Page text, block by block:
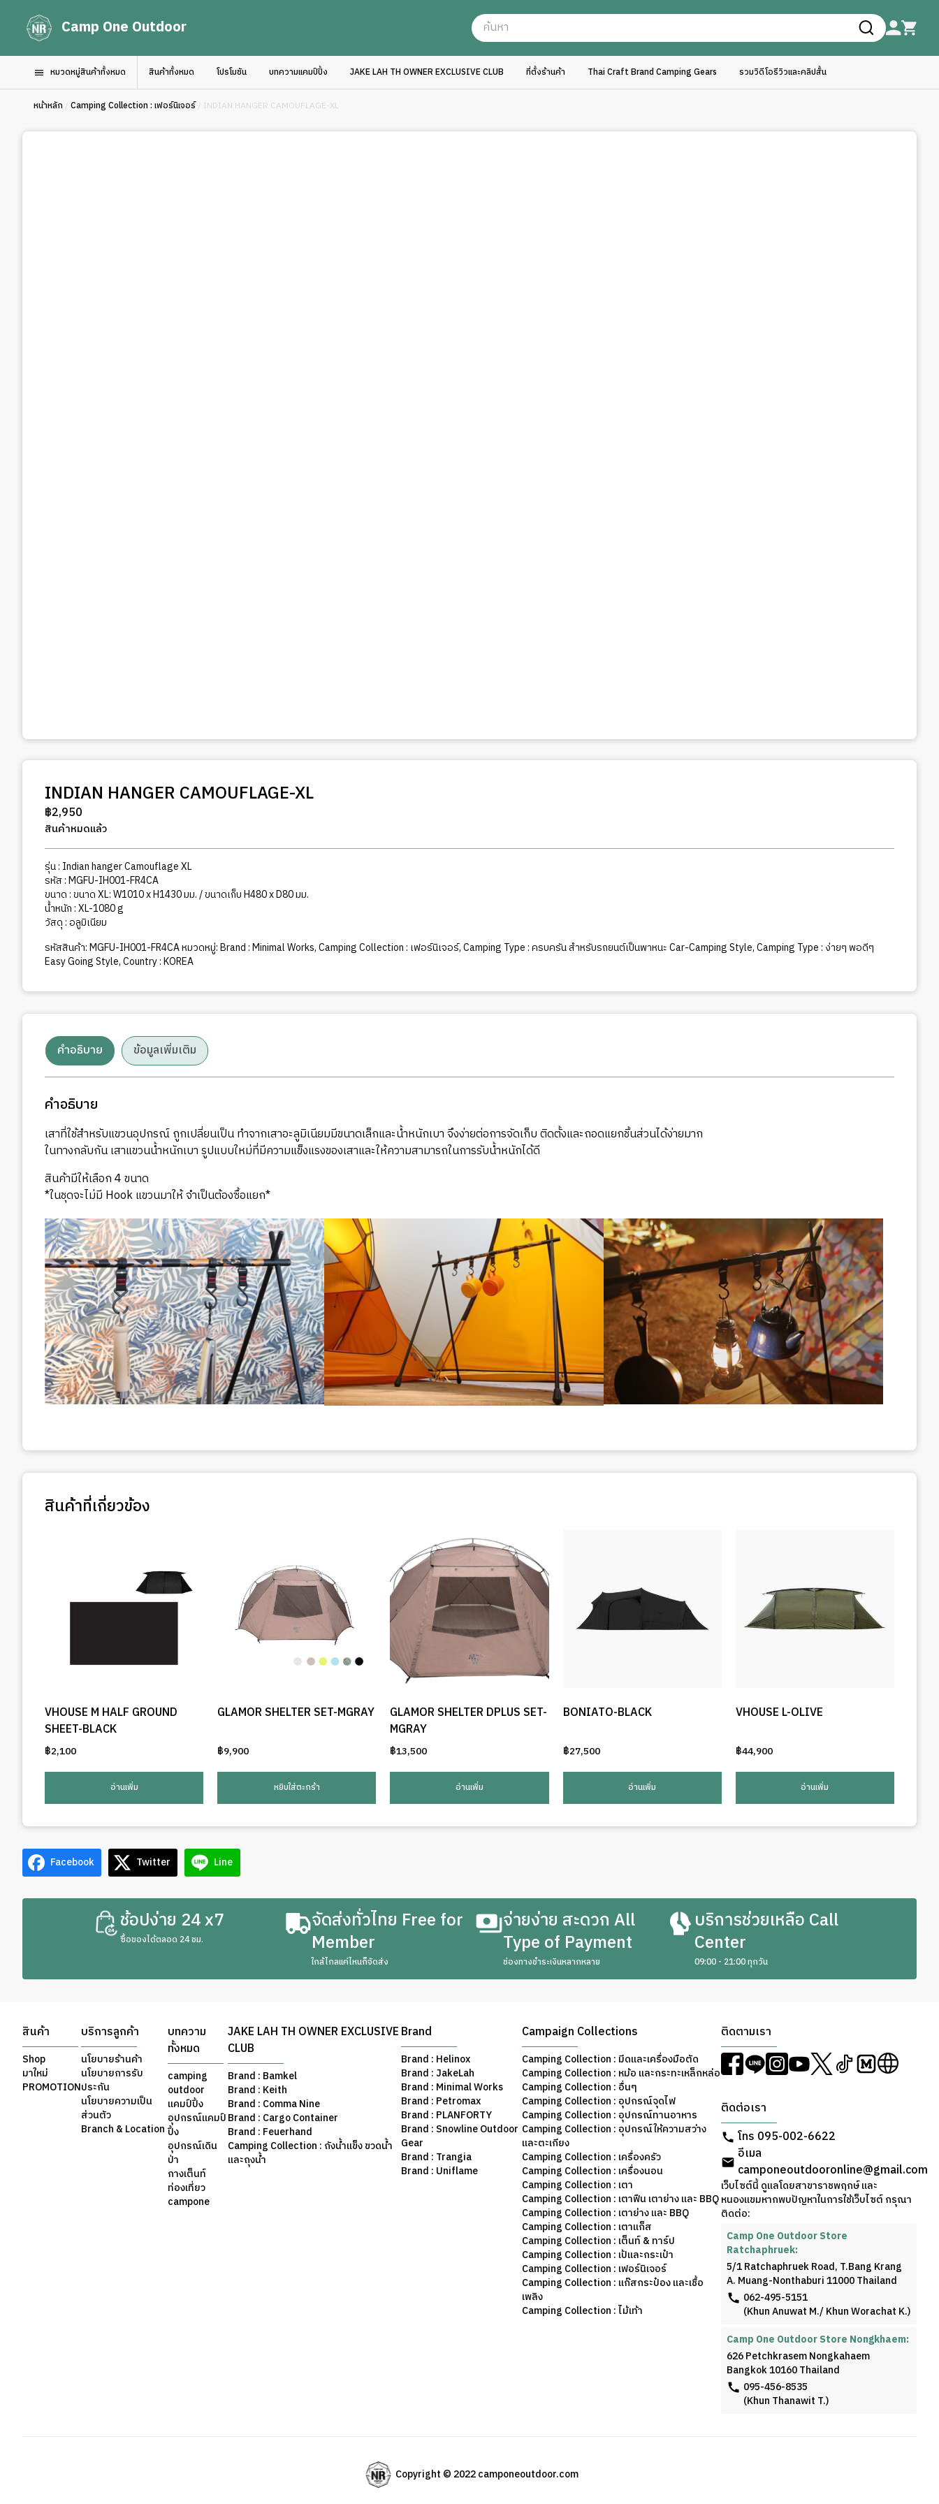
Camp One Outdoor
หมวดหมู่สินค้าทั้งหมด สินค้าทั้งหมด โปรโมชัน บทความแคมป์ปิ้ง JAKE LAH TH OWNER EXCLUSIVE CLUB ที่ตั้งร้านค้า Thai Craft Brand Camping Gears รวมวิดีโอรีวิวและคลิปสั้น
หน้าหลัก / Camping Collection : เฟอร์นิเจอร์/ INDIAN HANGER CAMOUFLAGE-XL
INDIAN HANGER CAMOUFLAGE-XL
฿2,950
สินค้าหมดแล้ว
รุ่น : Indian hanger Camouflage XL
รหัส : MGFU-IH001-FR4CA
ขนาด : ขนาด XL: W1010 x H1430 มม. / ขนาดเก็บ H480 x D80 มม.
น้ำหนัก : XL-1080 g
วัสดุ : อลูมิเนียม
รหัสสินค้า:MGFU-IH001-FR4CAหมวดหมู่:Brand : Minimal Works,Camping Collection : เฟอร์นิเจอร์,Camping Type : ครบครัน สำหรับรถยนต์เป็นพาหนะ Car-Camping Style,Camping Type : ง่ายๆ พอดีๆ
Easy Going Style,Country : KOREA
คำอธิบาย ข้อมูลเพิ่มเติม
คำอธิบาย
เสาที่ใช้สำหรับแขวนอุปกรณ์ ถูกเปลี่ยนเป็น ทำจากเสาอะลูมิเนียมมีขนาดเล็กและน้ำหนักเบา จึงง่ายต่อการจัดเก็บ ติดตั้งและถอดแยกชิ้นส่วนได้ง่ายมาก
ในทางกลับกัน เสาแขวนน้ำหนักเบา รูปแบบใหม่ที่มีความแข็งแรงของเสาและให้ความสามารถในการรับน้ำหนักได้ดี
สินค้ามีให้เลือก 4 ขนาด
*ในชุดจะไม่มี Hook แขวนมาให้ จำเป็นต้องซื้อแยก*
สินค้าที่เกี่ยวข้อง
VHOUSE M HALF GROUND
SHEET-BLACK
฿2,100
อ่านเพิ่ม
GLAMOR SHELTER SET-MGRAY
฿9,900
หยิบใส่ตะกร้า
GLAMOR SHELTER DPLUS SET-
MGRAY
฿13,500
อ่านเพิ่ม
BONIATO-BLACK
฿27,500
อ่านเพิ่ม
VHOUSE L-OLIVE
฿44,900
อ่านเพิ่ม
Facebook Twitter Line
ช้อปง่าย 24 x7
ซื้อของได้ตลอด 24 ชม.
จัดส่งทั่วไทย Free for
Member
ใกล้ไกลแค่ไหนก็จัดส่ง
จ่ายง่าย สะดวก All
Type of Payment
ช่องทางชำระเงินหลากหลาย
บริการช่วยเหลือ Call
Center
09:00 - 21:00 ทุกวัน
สินค้า
Shop
มาใหม่
PROMOTION
บริการลูกค้า
นโยบายร้านค้า
นโยบายการรับ
ประกัน
นโยบายความเป็น
ส่วนตัว
Branch & Location
บทความ
ทั้งหมด
camping
outdoor
แคมป์ปิ้ง
อุปกรณ์แคมป์
ปิ้ง
อุปกรณ์เดิน
ป่า
กางเต็นท์
ท่องเที่ยว
campone
JAKE LAH TH OWNER EXCLUSIVE
CLUB
Brand : Bamkel
Brand : Keith
Brand : Comma Nine
Brand : Cargo Container
Brand : Feuerhand
Camping Collection : ถังน้ำแข็ง ขวดน้ำ
และถุงน้ำ
Brand
Brand : Helinox
Brand : JakeLah
Brand : Minimal Works
Brand : Petromax
Brand : PLANFORTY
Brand : Snowline Outdoor
Gear
Brand : Trangia
Brand : Uniflame
Campaign Collections
Camping Collection : มีดและเครื่องมือตัด
Camping Collection : หม้อ และกระทะเหล็กหล่อ
Camping Collection : อื่นๆ
Camping Collection : อุปกรณ์จุดไฟ
Camping Collection : อุปกรณ์ทานอาหาร
Camping Collection : อุปกรณ์ให้ความสว่าง
และตะเกียง
Camping Collection : เครื่องครัว
Camping Collection : เครื่องนอน
Camping Collection : เตา
Camping Collection : เตาฟืน เตาย่าง และ BBQ
Camping Collection : เตาย่าง และ BBQ
Camping Collection : เตาแก็ส
Camping Collection : เต็นท์ & ทาร์ป
Camping Collection : เป้และกระเป๋า
Camping Collection : เฟอร์นิเจอร์
Camping Collection : แก๊สกระป๋อง และเชื้อ
เพลิง
Camping Collection : ไม้เท้า
ติดตามเรา
ติดต่อเรา
โทร 095-002-6622
อีเมล
camponeoutdooronline@gmail.com
เว็บไซต์นี้ ดูแลโดยสาขาราชพฤกษ์ และ
หนองแขมหากพบปัญหาในการใช้เว็บไซต์ กรุณา
ติดต่อ:
Camp One Outdoor Store
Ratchaphruek:
5/1 Ratchaphruek Road, T.Bang Krang
A. Muang-Nonthaburi 11000 Thailand
062-495-5151
(Khun Anuwat M./ Khun Worachat K.)
Camp One Outdoor Store Nongkhaem:
626 Petchkrasem Nongkahaem
Bangkok 10160 Thailand
095-456-8535
(Khun Thanawit T.)
Copyright © 2022 camponeoutdoor.com